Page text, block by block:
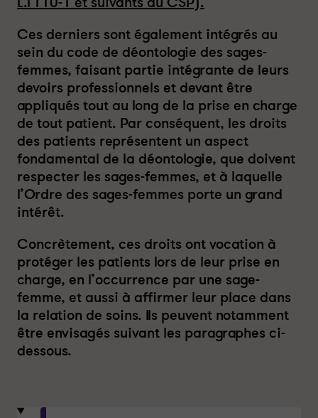
Ces derniers sont également intégrés au
sein du code de déontologie des sages-
femmes, faisant partie intégrante de leurs
devoirs professionnels et devant être
appliqués tout au long de la prise en charge
de tout patient. Par conséquent, les droits
des patients représentent un aspect
fondamental de la déontologie, que doivent
respecter les sages-femmes, et à laquelle
l’Ordre des sages-femmes porte un grand
intérêt.
Concrètement, ces droits ont vocation à
protéger les patients lors de leur prise en
charge, en l’occurrence par une sage-
femme, et aussi à affirmer leur place dans
la relation de soins. Ils peuvent notamment
être envisagés suivant les paragraphes ci-
dessous.